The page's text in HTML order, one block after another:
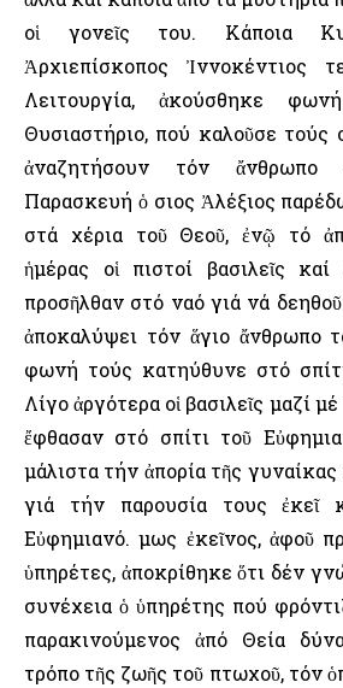
οἱ γονεῖς του. Κάποια
Ἀρχιεπίσκοπος Ἰννοκέντιος
Λειτουργία, ἀκούσθηκε
Θυσιαστήριο, πού καλοῦσε τούς
ἀναζητήσουν τόν
Παρασκευή ὁ Ὅσιος Ἀλέξιος
στά χέρια τοῦ Θεοῦ, ἐνῷ τό
ἡμέρας οἱ πιστοί βασιλεῖς
προσῆλθαν στό ναό γιά νά
ἀποκαλύψει τόν ἅγιο ἄνθρωπο
φωνή τούς κατηύθυνε στό
Λίγο ἀργότερα οἱ βασιλεῖς μαζί
ἔφθασαν στό σπίτι τοῦ
μάλιστα τήν ἀπορία τῆς
γιά τήν παρουσία τους ἐκεῖ
Εὐφημιανό. Ὅμως ἐκεῖνος, ἀφοῦ
ὑπηρέτες, ἀποκρίθηκε ὅτι δέν
συνέχεια ὁ ὑπηρέτης πού
παρακινούμενος ἀπό Θεία
τρόπο τῆς ζωῆς τοῦ πτωχοῦ, τόν